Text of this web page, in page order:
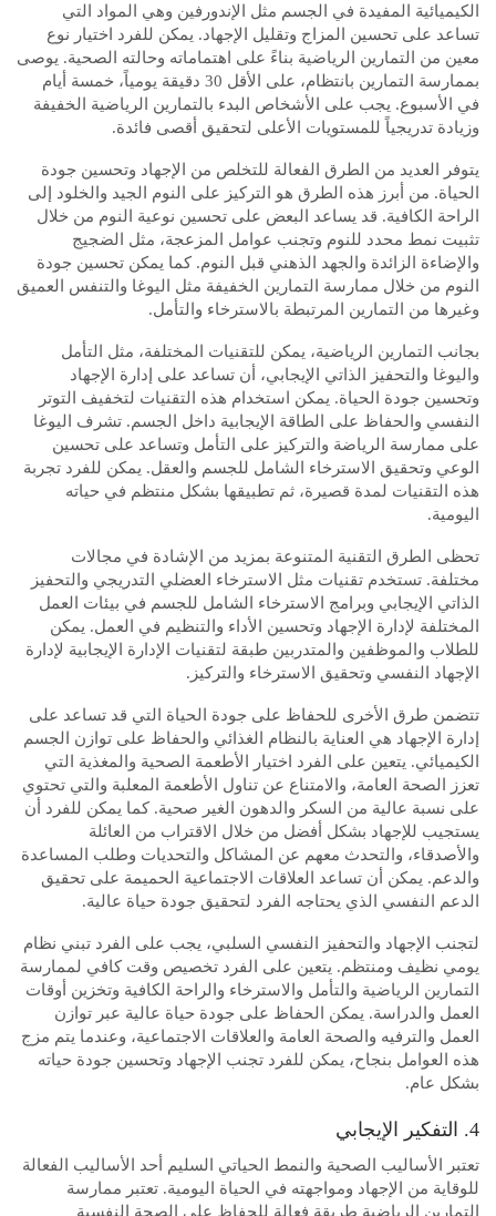
الكيميائية المفيدة في الجسم مثل الإندورفين وهي المواد التي
تساعد على تحسين المزاج وتقليل الإجهاد. يمكن للفرد اختيار نوع
معين من التمارين الرياضية بناءً على اهتماماته وحالته الصحية. يوصى
بممارسة التمارين بانتظام، على الأقل 30 دقيقة يومياً، خمسة أيام
في الأسبوع. يجب على الأشخاص البدء بالتمارين الرياضية الخفيفة
وزيادة تدريجياً للمستويات الأعلى لتحقيق أقصى فائدة.
يتوفر العديد من الطرق الفعالة للتخلص من الإجهاد وتحسين جودة
الحياة. من أبرز هذه الطرق هو التركيز على النوم الجيد والخلود إلى
الراحة الكافية. قد يساعد البعض على تحسين نوعية النوم من خلال
تثبيت نمط محدد للنوم وتجنب عوامل المزعجة، مثل الضجيج
والإضاءة الزائدة والجهد الذهني قبل النوم. كما يمكن تحسين جودة
النوم من خلال ممارسة التمارين الخفيفة مثل اليوغا والتنفس العميق
وغيرها من التمارين المرتبطة بالاسترخاء والتأمل.
بجانب التمارين الرياضية، يمكن للتقنيات المختلفة، مثل التأمل
واليوغا والتحفيز الذاتي الإيجابي، أن تساعد على إدارة الإجهاد
وتحسين جودة الحياة. يمكن استخدام هذه التقنيات لتخفيف التوتر
النفسي والحفاظ على الطاقة الإيجابية داخل الجسم. تشرف اليوغا
على ممارسة الرياضة والتركيز على التأمل وتساعد على تحسين
الوعي وتحقيق الاسترخاء الشامل للجسم والعقل. يمكن للفرد تجربة
هذه التقنيات لمدة قصيرة، ثم تطبيقها بشكل منتظم في حياته
اليومية.
تحظى الطرق التقنية المتنوعة بمزيد من الإشادة في مجالات
مختلفة. تستخدم تقنيات مثل الاسترخاء العضلي التدريجي والتحفيز
الذاتي الإيجابي وبرامج الاسترخاء الشامل للجسم في بيئات العمل
المختلفة لإدارة الإجهاد وتحسين الأداء والتنظيم في العمل. يمكن
للطلاب والموظفين والمتدربين طبقة لتقنيات الإدارة الإيجابية لإدارة
الإجهاد النفسي وتحقيق الاسترخاء والتركيز.
تتضمن طرق الأخرى للحفاظ على جودة الحياة التي قد تساعد على
إدارة الإجهاد هي العناية بالنظام الغذائي والحفاظ على توازن الجسم
الكيميائي. يتعين على الفرد اختيار الأطعمة الصحية والمغذية التي
تعزز الصحة العامة، والامتناع عن تناول الأطعمة المعلبة والتي تحتوي
على نسبة عالية من السكر والدهون الغير صحية. كما يمكن للفرد أن
يستجيب للإجهاد بشكل أفضل من خلال الاقتراب من العائلة
والأصدقاء، والتحدث معهم عن المشاكل والتحديات وطلب المساعدة
والدعم. يمكن أن تساعد العلاقات الاجتماعية الحميمة على تحقيق
الدعم النفسي الذي يحتاجه الفرد لتحقيق جودة حياة عالية.
لتجنب الإجهاد والتحفيز النفسي السلبي، يجب على الفرد تبني نظام
يومي نظيف ومنتظم. يتعين على الفرد تخصيص وقت كافي لممارسة
التمارين الرياضية والتأمل والاسترخاء والراحة الكافية وتخزين أوقات
العمل والدراسة. يمكن الحفاظ على جودة حياة عالية عبر توازن
العمل والترفيه والصحة العامة والعلاقات الاجتماعية، وعندما يتم مزج
هذه العوامل بنجاح، يمكن للفرد تجنب الإجهاد وتحسين جودة حياته
بشكل عام.
4. التفكير الإيجابي
تعتبر الأساليب الصحية والنمط الحياتي السليم أحد الأساليب الفعالة
للوقاية من الإجهاد ومواجهته في الحياة اليومية. تعتبر ممارسة
التمارين الرياضية طريقة فعالة للحفاظ على الصحة النفسية